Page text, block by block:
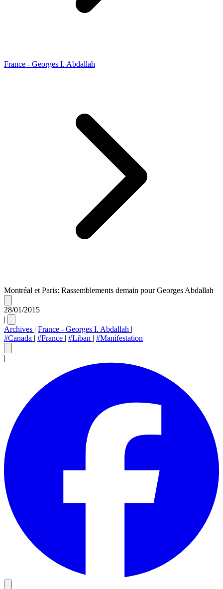
France - Georges I. Abdallah
Montréal et Paris: Rassemblements demain pour Georges Abdallah
28/01/2015
|
Archives | France - Georges I. Abdallah |
#Canada | #France | #Liban | #Manifestation
|